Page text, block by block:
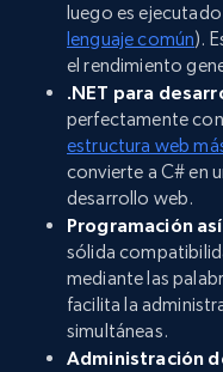
luego es ejecutado
lenguaje común).
el rendimiento
.NET para
perfectamente con
estructura web
convierte a C# en
desarrollo web.
Programación
sólida
mediante las
facilita la
simultáneas.
Administración